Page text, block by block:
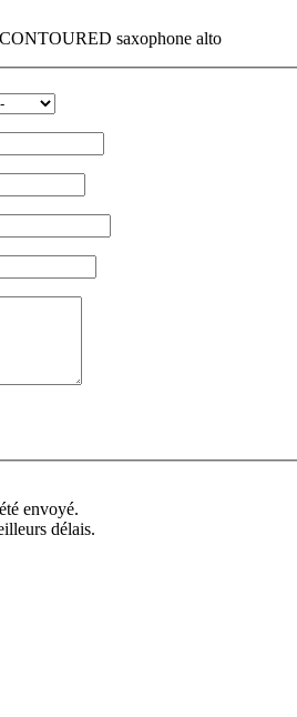
saxophone alto
envoyé.
délais.